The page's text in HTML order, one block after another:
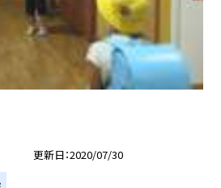
更新日 2020/07/30